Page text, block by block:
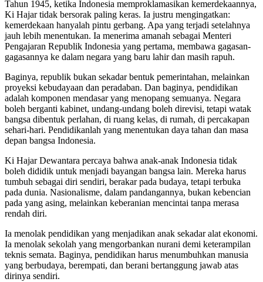
Tahun 1945, ketika Indonesia memproklamasikan kemerdekaannya,
Ki Hajar tidak bersorak paling keras. Ia justru mengingatkan:
kemerdekaan hanyalah pintu gerbang. Apa yang terjadi setelahnya
jauh lebih menentukan. Ia menerima amanah sebagai Menteri
Pengajaran Republik Indonesia yang pertama, membawa gagasan-
gagasannya ke dalam negara yang baru lahir dan masih rapuh.
Baginya, republik bukan sekadar bentuk pemerintahan, melainkan
proyeksi kebudayaan dan peradaban. Dan baginya, pendidikan
adalah komponen mendasar yang menopang semuanya. Negara
boleh berganti kabinet, undang-undang boleh direvisi, tetapi watak
bangsa dibentuk perlahan, di ruang kelas, di rumah, di percakapan
sehari-hari. Pendidikanlah yang menentukan daya tahan dan masa
depan bangsa Indonesia.
Ki Hajar Dewantara percaya bahwa anak-anak Indonesia tidak
boleh dididik untuk menjadi bayangan bangsa lain. Mereka harus
tumbuh sebagai diri sendiri, berakar pada budaya, tetapi terbuka
pada dunia. Nasionalisme, dalam pandangannya, bukan kebencian
pada yang asing, melainkan keberanian mencintai tanpa merasa
rendah diri.
Ia menolak pendidikan yang menjadikan anak sekadar alat ekonomi.
Ia menolak sekolah yang mengorbankan nurani demi keterampilan
teknis semata. Baginya, pendidikan harus menumbuhkan manusia
yang berbudaya, berempati, dan berani bertanggung jawab atas
dirinya sendiri.